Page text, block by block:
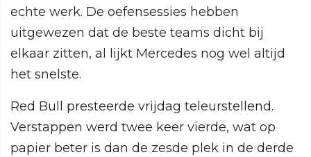
echte werk. De oefensessies hebben
uitgewezen dat de beste teams dicht bij
elkaar zitten, al lijkt Mercedes nog wel altijd
het snelste.
Red Bull presteerde vrijdag teleurstellend.
Verstappen werd twee keer vierde, wat op
papier beter is dan de zesde plek in de derde